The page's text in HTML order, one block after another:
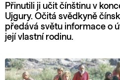
Přinutili ji učit čínštinu v
Ujgury. Očitá svědkyně
předává světu informace o
její vlastní rodinu.